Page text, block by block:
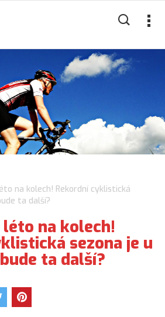
na kolech! Rekordní cyklistická
ta další?
na kolech!
sezona je u
ta další?